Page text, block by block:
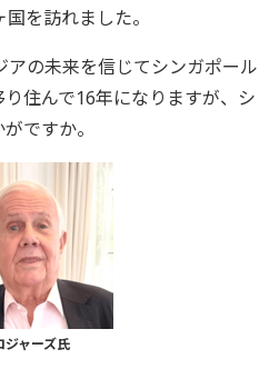
を訪れました。
アの未来を信じてシンガポール
住んで16年になりますが、シ
ですか。
ジャーズ氏